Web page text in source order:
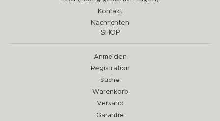
Kontakt
Nachrichten
SHOP
Anmelden
Registration
Suche
Warenkorb
Versand
Garantie